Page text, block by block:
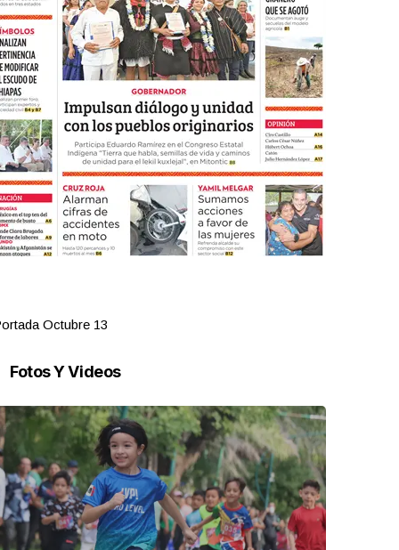
Octubre 13
Fotos Y Videos